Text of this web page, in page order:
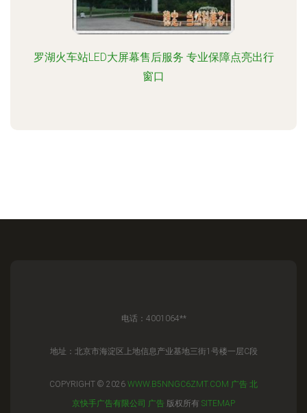
罗湖火车站LED大屏幕售后服务 专业保障点亮出行
窗口
电话：4001064**
地址：北京市海淀区上地信息产业基地三街1号楼一层C段
COPYRIGHT © 2026 WWW.B5NNGC6ZMT.COM 广告 北
京快手广告有限公司 广告 版权所有 SITEMAP